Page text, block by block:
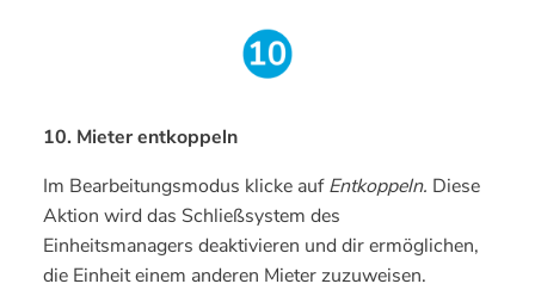
10. Mieter entkoppeln
Im Bearbeitungsmodus klicke aufEntkoppeln. Diese
Aktion wird das Schließsystem des
Einheitsmanagers deaktivieren und dir ermöglichen,
die Einheit einem anderen Mieter zuzuweisen.